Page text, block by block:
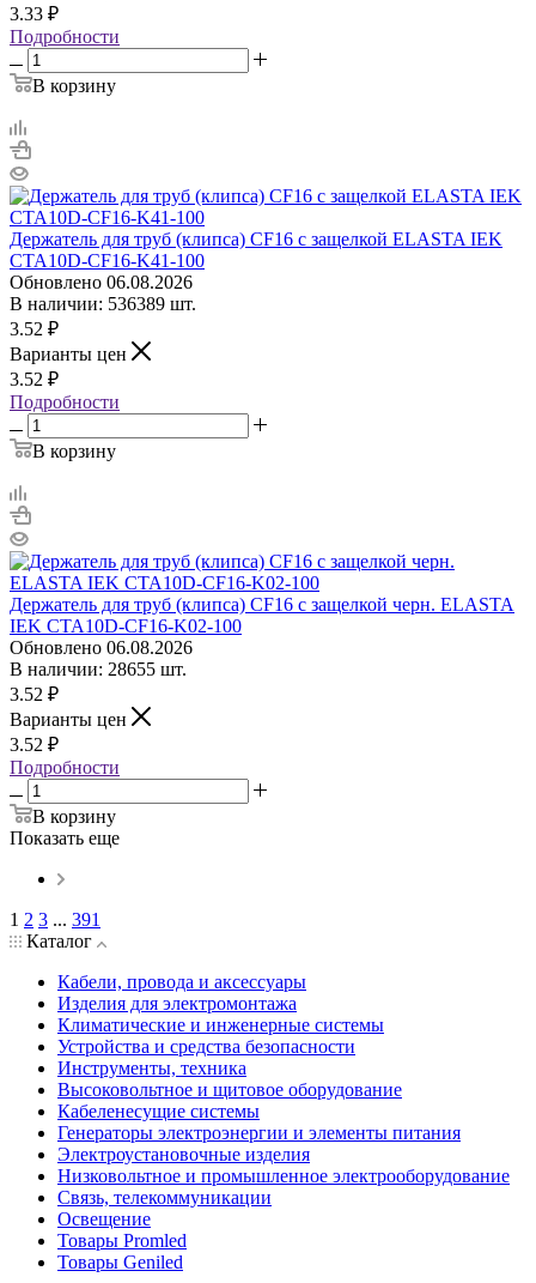
3.33 ₽
Подробности
В корзину
Держатель для труб (клипса) CF16 с защелкой ELASTA IEK
CTA10D-CF16-K41-100
Обновлено 06.08.2026
В наличии: 536389 шт.
3.52 ₽
Варианты цен
3.52 ₽
Подробности
В корзину
Держатель для труб (клипса) CF16 с защелкой черн. ELASTA
IEK CTA10D-CF16-K02-100
Обновлено 06.08.2026
В наличии: 28655 шт.
3.52 ₽
Варианты цен
3.52 ₽
Подробности
В корзину
Показать еще
1 2 3 ... 391
Каталог
Кабели, провода и аксессуары
Изделия для электромонтажа
Климатические и инженерные системы
Устройства и средства безопасности
Инструменты, техника
Высоковольтное и щитовое оборудование
Кабеленесущие системы
Генераторы электроэнергии и элементы питания
Электроустановочные изделия
Низковольтное и промышленное электрооборудование
Связь, телекоммуникации
Освещение
Товары Promled
Товары Geniled